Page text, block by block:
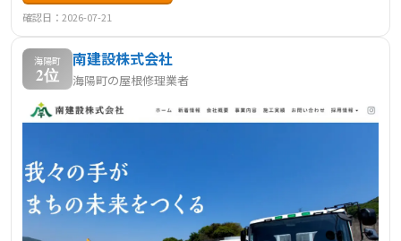
安心の現地対応と確かな技術に評価があります。
確認日：2026-07-21
海陽町
2位
南建設株式会社
海陽町の屋根修理業者